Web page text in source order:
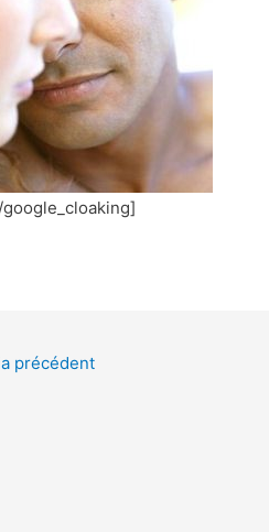
précédent